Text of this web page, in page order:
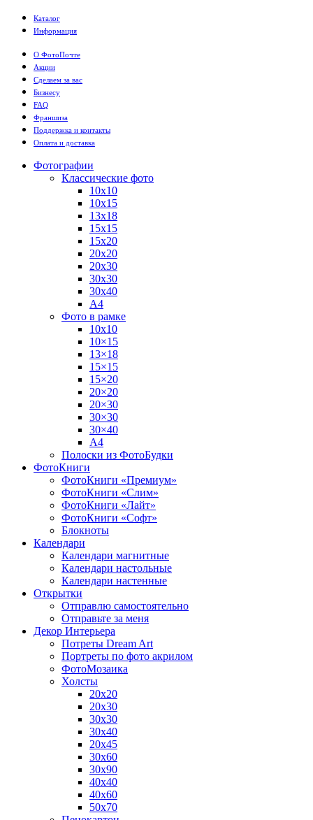
Каталог
Информация
О ФотоПочте
Акции
Сделаем за вас
Бизнесу
FAQ
Франшиза
Поддержка и контакты
Оплата и доставка
Фотографии
Классические фото
10х10
10х15
13х18
15х15
15х20
20х20
20х30
30х30
30х40
А4
Фото в рамке
10х10
10×15
13×18
15×15
15×20
20×20
20×30
30×30
30×40
A4
Полоски из ФотоБудки
ФотоКниги
ФотоКниги «Премиум»
ФотоКниги «Слим»
ФотоКниги «Лайт»
ФотоКниги «Софт»
Блокноты
Календари
Календари магнитные
Календари настольные
Календари настенные
Открытки
Отправлю самостоятельно
Отправьте за меня
Декор Интерьера
Потреты Dream Art
Портреты по фото акрилом
ФотоМозаика
Холсты
20х20
20х30
30х30
30х40
20х45
30х60
30х90
40х40
40х60
50х70